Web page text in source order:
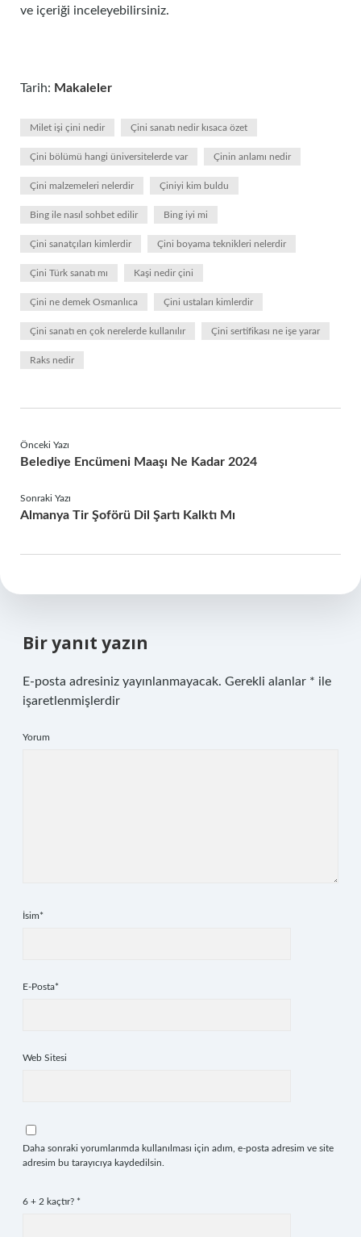
ve içeriği inceleyebilirsiniz.
Tarih: Makaleler
Milet işi çini nedir Çini sanatı nedir kısaca özet
Çini bölümü hangi üniversitelerde var Çinin anlamı nedir
Çini malzemeleri nelerdir Çiniyi kim buldu
Bing ile nasıl sohbet edilir Bing iyi mi
Çini sanatçıları kimlerdir Çini boyama teknikleri nelerdir
Çini Türk sanatı mı Kaşi nedir çini
Çini ne demek Osmanlıca Çini ustaları kimlerdir
Çini sanatı en çok nerelerde kullanılır Çini sertifikası ne işe yarar
Raks nedir
Önceki Yazı
Belediye Encümeni Maaşı Ne Kadar 2024
Sonraki Yazı
Almanya Tir Şoförü Dil Şartı Kalktı Mı
Bir yanıt yazın
E-posta adresiniz yayınlanmayacak. Gerekli alanlar * ile
işaretlenmişlerdir
Yorum
İsim*
E-Posta*
Web Sitesi
Daha sonraki yorumlarımda kullanılması için adım, e-posta adresim ve site
adresim bu tarayıcıya kaydedilsin.
6 + 2 kaçtır? *